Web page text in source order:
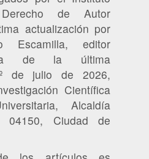
de Autor
actualización por
Escamilla, editor
de la última
de julio de 2026,
Científica
Alcaldía
04150, Ciudad de